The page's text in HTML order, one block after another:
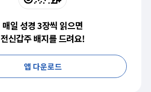
매일 성경 3장씩 읽으면
전신갑주 배지를 드려요!
앱 다운로드